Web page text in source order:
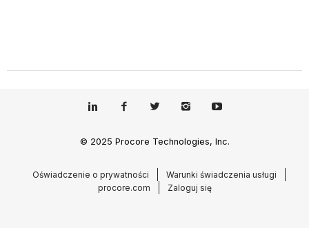
© 2025 Procore Technologies, Inc.
Oświadczenie o prywatności
Warunki świadczenia usługi
procore.com
Zaloguj się